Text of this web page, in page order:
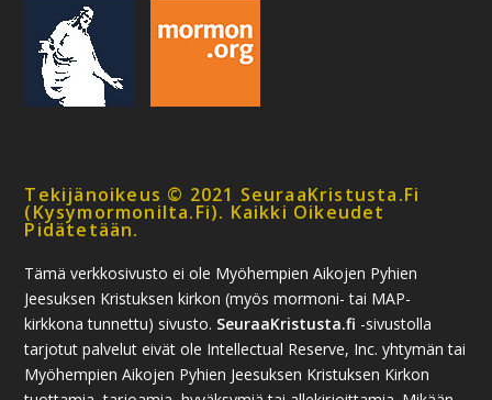
Tekijänoikeus © 2021 SeuraaKristusta.fi
(kysymormonilta.fi). Kaikki Oikeudet
Pidätetään.
Tämä verkkosivusto ei ole Myöhempien Aikojen Pyhien
Jeesuksen Kristuksen kirkon (myös mormoni- tai MAP-
kirkkona tunnettu) sivusto. SeuraaKristusta.fi -sivustolla
tarjotut palvelut eivät ole Intellectual Reserve, Inc. yhtymän tai
Myöhempien Aikojen Pyhien Jeesuksen Kristuksen Kirkon